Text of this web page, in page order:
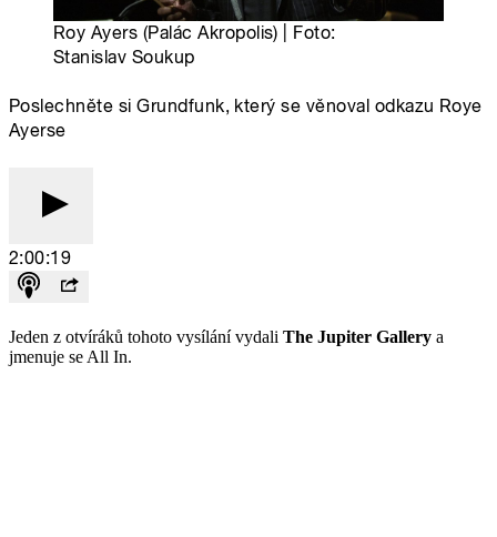
Jeden z otvíráků tohoto vysílání vydali The Jupiter Gallery a
jmenuje se All In.